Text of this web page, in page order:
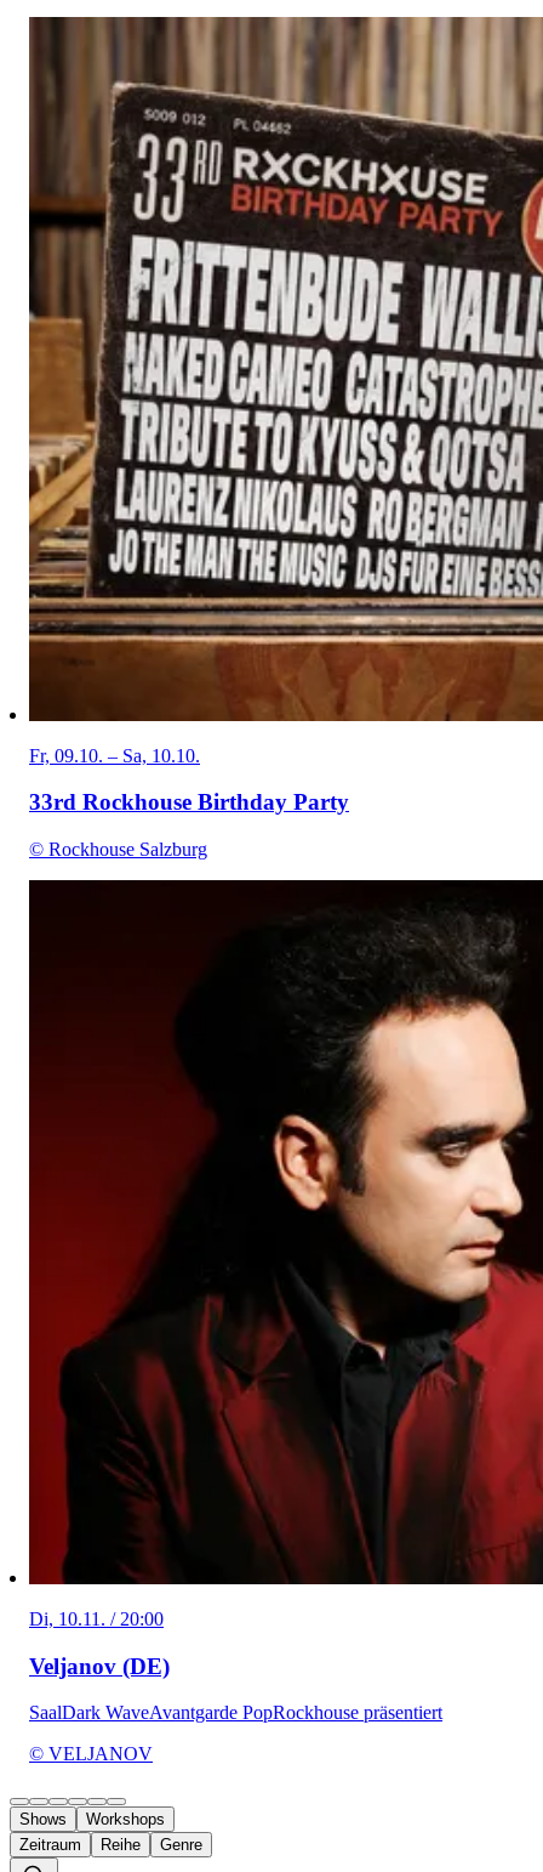
Fr, 09.10. – Sa, 10.10.
33rd Rockhouse Birthday Party
© Rockhouse Salzburg
Di, 10.11. / 20:00
Veljanov (DE)
SaalDark WaveAvantgarde PopRockhouse präsentiert
© VELJANOV
Shows
Workshops
Zeitraum
Reihe Genre